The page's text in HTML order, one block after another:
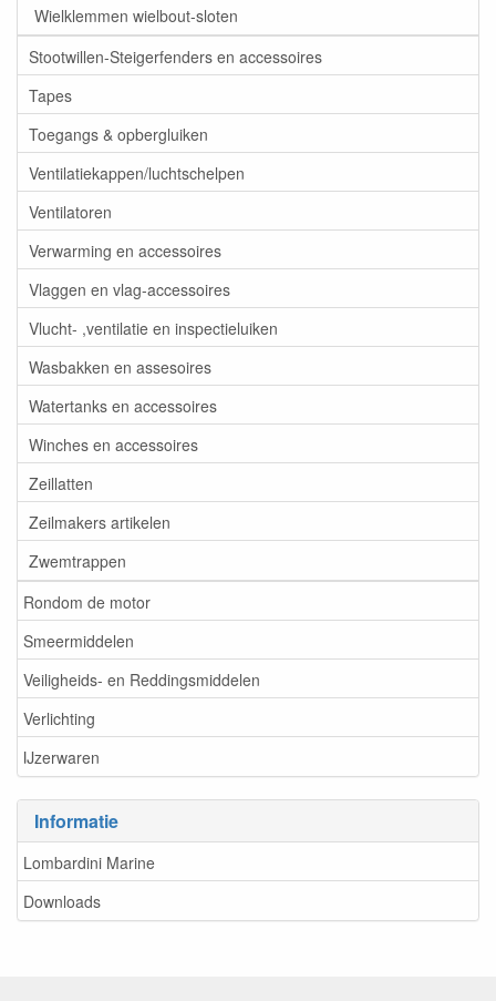
Wielklemmen wielbout-sloten
Stootwillen-Steigerfenders en accessoires
Tapes
Toegangs & opbergluiken
Ventilatiekappen/luchtschelpen
Ventilatoren
Verwarming en accessoires
Vlaggen en vlag-accessoires
Vlucht- ,ventilatie en inspectieluiken
Wasbakken en assesoires
Watertanks en accessoires
Winches en accessoires
Zeillatten
Zeilmakers artikelen
Zwemtrappen
Rondom de motor
Smeermiddelen
Veiligheids- en Reddingsmiddelen
Verlichting
IJzerwaren
Informatie
Lombardini Marine
Downloads